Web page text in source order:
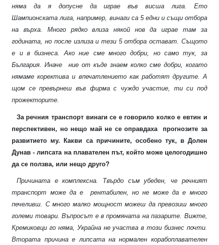
няма да я допусне да играе във висша лига. Ето
Шампионската лига, например, винаги са 5 едни и същи отбора
на върха. Много рядко влиза някой нов да играе там за
годината, но после излиза и тези 5 отбора остават. Същото
е и в бизнеса. Ако ние сме много добри, но само тук, за
България. Иначе
ние от къде знаем колко сме добри, когато
нямаме коректива и впечатлението как работят другите. А
щом се превърнеш във фирма с чуждо участие, ти си под
прожекторите.
За речния транспорт винаги се е говорило колко е евтин и
перспективен, но нещо май не се оправдаха
прогнозите за
развитието му. Какви са причините, особено тук, в Долен
Дунав - липсата на плавателен път, който може целогодишно
да се ползва, или нещо друго?
Причината е комплексна. Твърдо съм убеден, че речният
транспорт може да е
рентабилен, но не може да е много
печеливш. С много малко мощност можеш да превозиш много
големи товари. Въпросът е в промяната на пазарите. Вижте,
Кремиковци го няма, Украйна не участва в този бизнес почти.
Втората причина е липсата на нормален корабоплавателен